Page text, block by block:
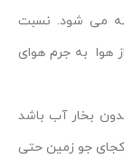
می شود. نسبت
هوا به جرم هوای
بخار آب باشد
جو زمین حتی